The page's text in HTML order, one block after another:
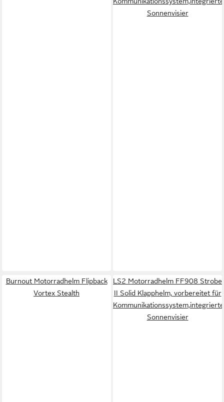
Sonnenvisier
Burnout Motorradhelm Flipback
Vortex Stealth
LS2 Motorradhelm FF908 Strobe
II Solid Klapphelm, vorbereitet für
Sonnenvisier